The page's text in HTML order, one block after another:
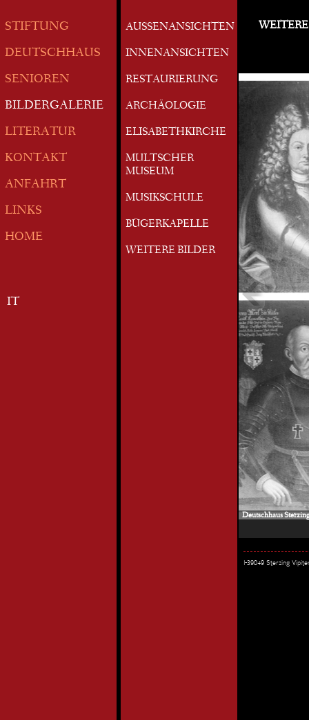
STIFTUNG
DEUTSCHHAUS
SENIOREN
BILDERGALERIE
LITERATUR
KONTAKT
ANFAHRT
LINKS
HOME
IT
AUSSENANSICHTEN
INNENANSICHTEN
RESTAURIERUNG
ARCHÄOLOGIE
ELISABETHKIRCHE
MULTSCHER
MUSEUM
MUSIKSCHULE
BÜGERKAPELLE
WEITERE BILDER
Deutschhaus
I-39049 Sterzing